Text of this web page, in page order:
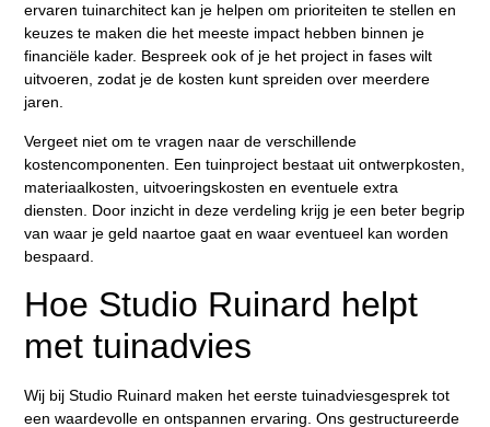
ervaren tuinarchitect kan je helpen om prioriteiten te stellen en
keuzes te maken die het meeste impact hebben binnen je
financiële kader. Bespreek ook of je het project in fases wilt
uitvoeren, zodat je de kosten kunt spreiden over meerdere
jaren.
Vergeet niet om te vragen naar de verschillende
kostencomponenten. Een tuinproject bestaat uit ontwerpkosten,
materiaalkosten, uitvoeringskosten en eventuele extra
diensten. Door inzicht in deze verdeling krijg je een beter begrip
van waar je geld naartoe gaat en waar eventueel kan worden
bespaard.
Hoe Studio Ruinard helpt
met tuinadvies
Wij bij Studio Ruinard maken het eerste tuinadviesgesprek tot
een waardevolle en ontspannen ervaring. Ons gestructureerde